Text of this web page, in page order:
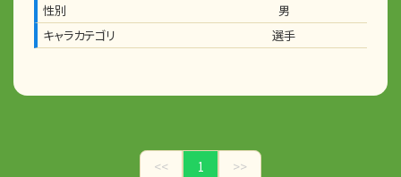
性別
男
キャラカテゴリ
選手
<< 1 >>